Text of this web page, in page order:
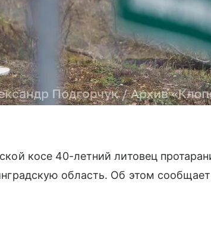
косе 40-летний литовец
область. Об этом